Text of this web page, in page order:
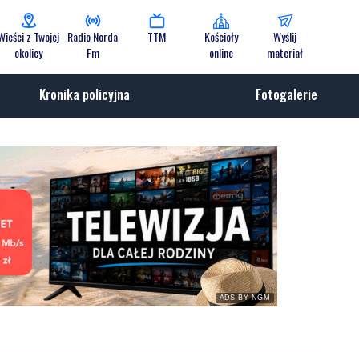
z Twojej
okolicy
Radio Norda
Fm
TTM
Kościoły
online
Wyślij
materiał
Kronika policyjna Fotogalerie
ADS BY NGM